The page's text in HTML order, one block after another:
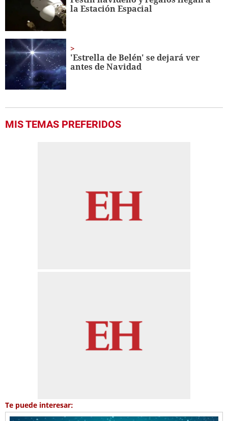
la Estación Espacial
'Estrella de Belén' se dejará ver
antes de Navidad
MIS TEMAS PREFERIDOS
Te puede interesar: